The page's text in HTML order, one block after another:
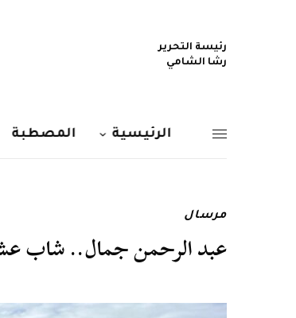
رئيسة التحرير
رشا الشامي
الرئيسية المصطبة
مرسال
عبد الرحمن جمال.. شاب